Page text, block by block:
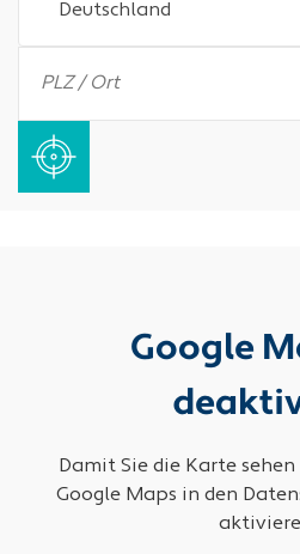
Deutschland
Google
Damit Sie die Karte sehen
Google Maps in den